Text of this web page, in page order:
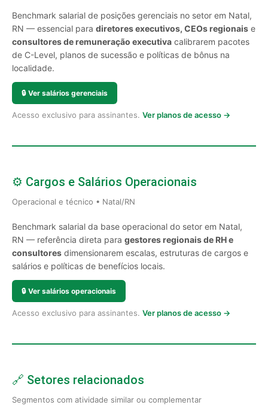
Benchmark salarial de posições gerenciais no setor em Natal,
RN — essencial para diretores executivos, CEOs regionais e
consultores de remuneração executiva calibrarem pacotes
de C-Level, planos de sucessão e políticas de bônus na
localidade.
🔒 Ver salários gerenciais
Acesso exclusivo para assinantes. Ver planos de acesso →
⚙️ Cargos e Salários Operacionais
Operacional e técnico • Natal/RN
Benchmark salarial da base operacional do setor em Natal,
RN — referência direta para gestores regionais de RH e
consultores dimensionarem escalas, estruturas de cargos e
salários e políticas de benefícios locais.
🔒 Ver salários operacionais
Acesso exclusivo para assinantes. Ver planos de acesso →
🔗 Setores relacionados
Segmentos com atividade similar ou complementar